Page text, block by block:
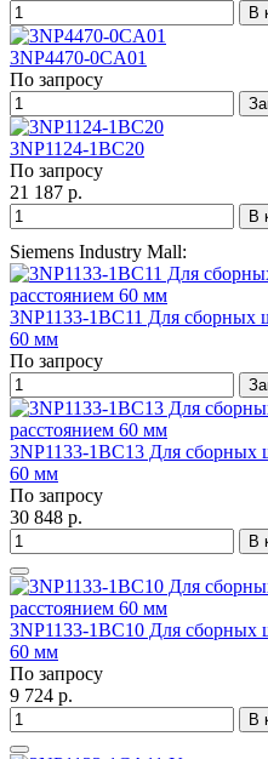
В
3NP4470-0CA01
По запросу
3NP1124-1BC20
По запросу
21 187 р.
В
Siemens Industry Mall:
3NP1133-1BC11 Для сборных
60 мм
По запросу
3NP1133-1BC13 Для сборных
60 мм
По запросу
30 848 р.
В
3NP1133-1BC10 Для сборных
60 мм
По запросу
9 724 р.
В